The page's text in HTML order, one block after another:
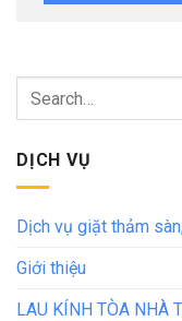
DỊCH VỤ
Dịch vụ giặt thảm
Giới thiệu
LAU KÍNH TÒA NHÀ